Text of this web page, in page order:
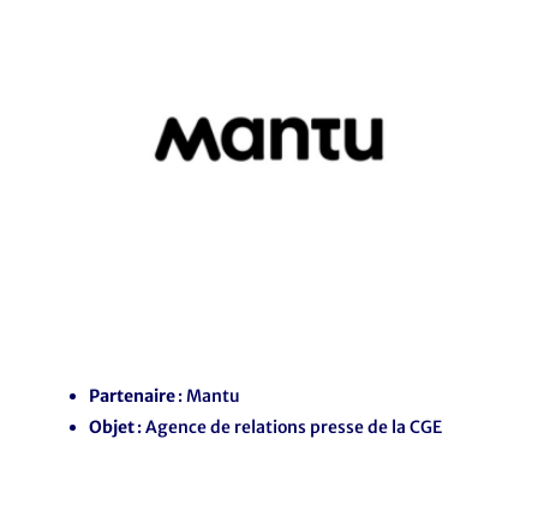
Partenaire: Mantu
Objet: Agence de relations presse de la CGE